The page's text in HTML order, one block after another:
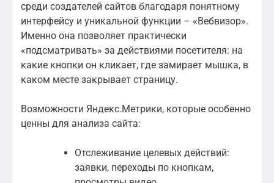
среди создателей сайтов благодаря понятному
интерфейсу и уникальной функции – «Вебвизор».
Именно она позволяет практически
«подсматривать» за действиями посетителя: на
какие кнопки он кликает, где замирает мышка, в
каком месте закрывает страницу.
Возможности Яндекс.Метрики, которые особенно
ценны для анализа сайта:
Отслеживание целевых действий:
заявки, переходы по кнопкам,